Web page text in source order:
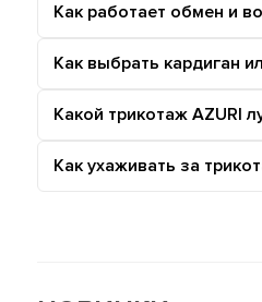
Как работает обмен и
Как выбрать кардиган
Какой трикотаж AZURI
Как ухаживать за